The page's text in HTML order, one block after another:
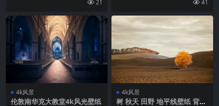
21 41
4k风景
伦敦南华克大教堂4k风光壁纸
4k风景
树 秋天 田野 地平线壁纸 背景